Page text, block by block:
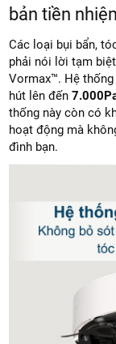
bản tiền
Các loại bụi bẩn,
phải nói lời tạm
Vormax™. Hệ
hút lên đến
thống này còn có
hoạt động mà
đình bạn.